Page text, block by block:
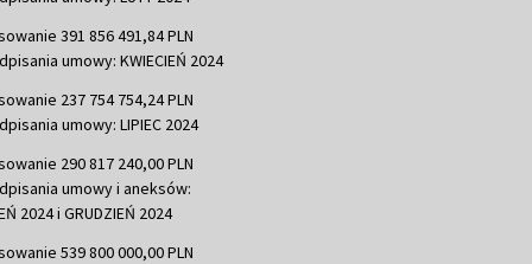
391 856 491,84 PLN
umowy: KWIECIEŃ 2024
237 754 754,24 PLN
umowy: LIPIEC 2024
290 817 240,00 PLN
umowy i aneksów:
2024 i GRUDZIEŃ 2024
539 800 000,00 PLN